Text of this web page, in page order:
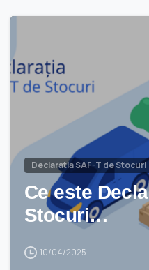
Declaratia SAF-T de Stocuri
Ce este
Stocuri…
10/04/2025